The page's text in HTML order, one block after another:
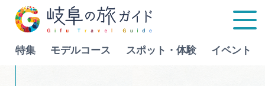
特集 モデルコース スポット・体験 イベント